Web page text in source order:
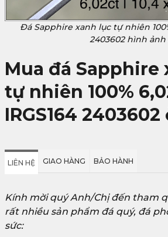
Đá Sapphire xanh lục tự nhiên
2403602 hình ảnh
Mua đá Sapphire
tự nhiên 100%
IRGS164
LIÊN HỆ GIAO HÀNG BẢO HÀNH
Kính mời quý Anh/Chị đến tham
rất nhiều sản phẩm đá quý, đá
sức: